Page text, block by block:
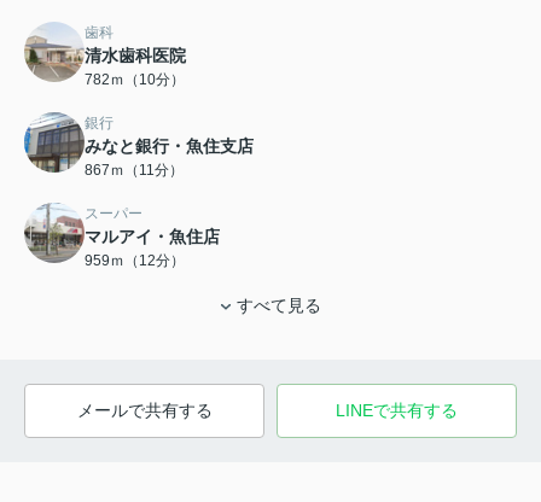
歯科
清水歯科医院
782ｍ（10分）
銀行
みなと銀行・魚住支店
867ｍ（11分）
スーパー
マルアイ・魚住店
959ｍ（12分）
すべて見る
メールで共有する LINEで共有する